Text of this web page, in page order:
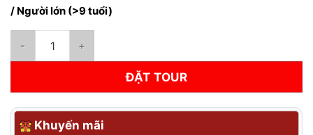
/ Người lớn (>9 tuổi)
ĐẶT TOUR
Khuyến mãi